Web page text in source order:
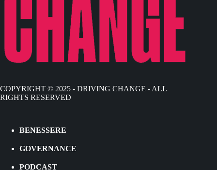
COPYRIGHT © 2025 - DRIVING CHANGE - ALL
RIGHTS RESERVED
BENESSERE
GOVERNANCE
PODCAST